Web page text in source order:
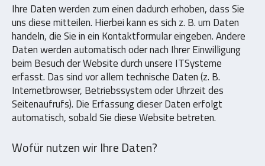
Ihre Daten werden zum einen dadurch erhoben, dass Sie
uns diese mitteilen. Hierbei kann es sich z. B. um Daten
handeln, die Sie in ein Kontaktformular eingeben. Andere
Daten werden automatisch oder nach Ihrer Einwilligung
beim Besuch der Website durch unsere ITSysteme
erfasst. Das sind vor allem technische Daten (z. B.
Internetbrowser, Betriebssystem oder Uhrzeit des
Seitenaufrufs). Die Erfassung dieser Daten erfolgt
automatisch, sobald Sie diese Website betreten.
Wofür nutzen wir Ihre Daten?